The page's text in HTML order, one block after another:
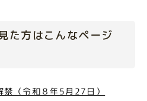
た方はこんなページ
（令和８年5月27日）